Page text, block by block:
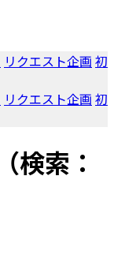
リクエスト企画 初
リクエスト企画 初
（検索：